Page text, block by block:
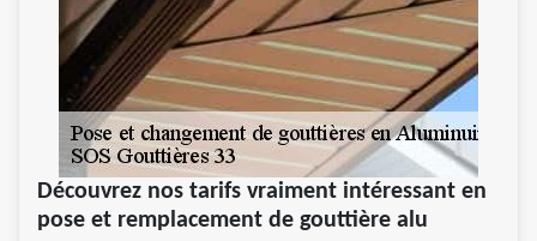
Découvrez nos tarifs vraiment intéressant en
pose et remplacement de gouttière alu